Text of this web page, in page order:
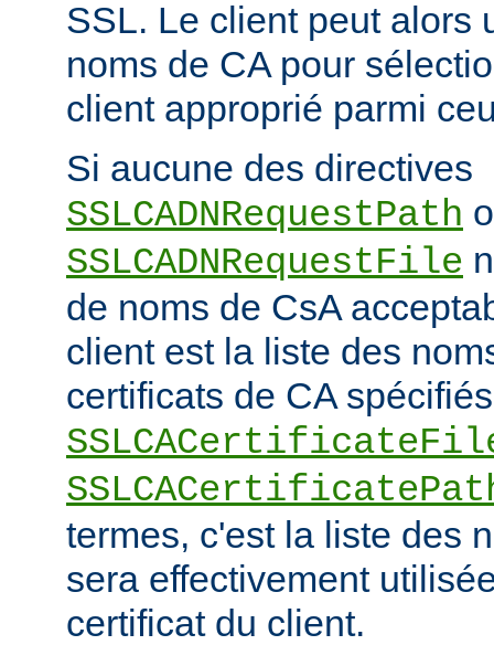
SSL. Le client peut alors
noms de CA pour
client approprié parmi
Si aucune des directives
SSLCADNRequestPath
SSLCADNRequestFile
de noms de CsA
client est la liste des
certificats de CA
termes, c'est la liste des
sera effectivement
certificat du client.